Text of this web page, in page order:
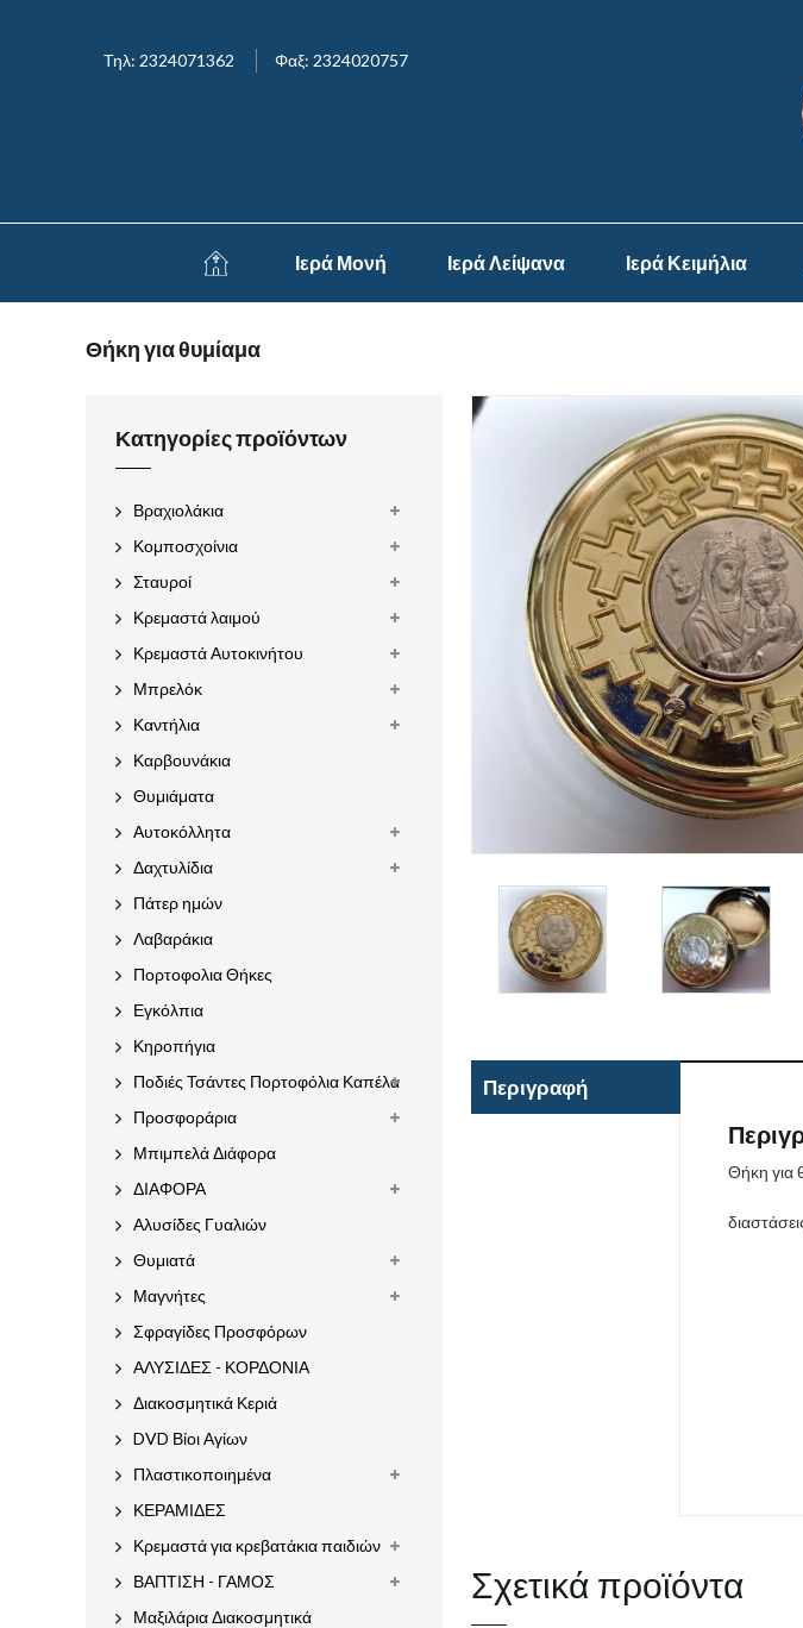
Τηλ: 2324071362 Φαξ: 2324020757
Ιερά Μονή Ιερά Λείψανα Ιερά Κειμήλια
Θήκη για θυμίαμα
Περιγραφή
Θήκη για
Σχετικά προϊόντα
Κατηγορίες προϊόντων
Βραχιολάκια
Κομποσχοίνια
Σταυροί
Κρεμαστά λαιμού
Κρεμαστά Αυτοκινήτου
Μπρελόκ
Καντήλια
Καρβουνάκια
Θυμιάματα
Αυτοκόλλητα
Δαχτυλίδια
Πάτερ ημών
Λαβαράκια
Πορτοφολια Θήκες
Εγκόλπια
Κηροπήγια
Ποδιές Τσάντες Πορτοφόλια Καπέλα
Προσφοράρια
Μπιμπελά Διάφορα
ΔΙΑΦΟΡΑ
Αλυσίδες Γυαλιών
Θυμιατά
Μαγνήτες
Σφραγίδες Προσφόρων
ΑΛΥΣΙΔΕΣ - ΚΟΡΔΟΝΙΑ
Διακοσμητικά Κεριά
DVD Βίοι Αγίων
Πλαστικοποιημένα
ΚΕΡΑΜΙΔΕΣ
Κρεμαστά για κρεβατάκια παιδιών
ΒΑΠΤΙΣΗ - ΓΑΜΟΣ
Μαξιλάρια Διακοσμητικά